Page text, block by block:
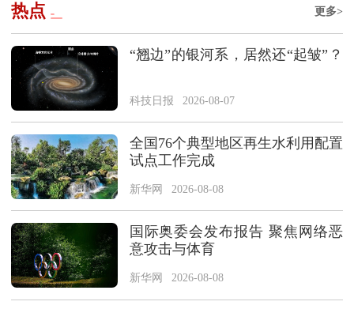
更多>
热点
“翘边”的银河系，居然还“起皱”？
科技日报 2026-08-07
全国76个典型地区再生水利用配置
试点工作完成
新华网 2026-08-08
国际奥委会发布报告 聚焦网络恶
意攻击与体育
新华网 2026-08-08